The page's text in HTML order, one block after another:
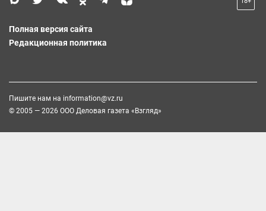
Полная версия сайта
Редакционная политика
Пишите нам на information@vz.ru
© 2005 — 2026 ООО Деловая газета «Взгляд»